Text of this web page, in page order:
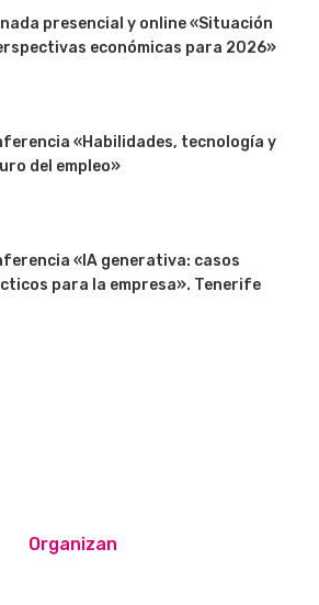
presencial y online «Situación
económicas para 2026»
«Habilidades, tecnología y
del empleo»
«IA generativa: casos
para la empresa». Tenerife
Organizan